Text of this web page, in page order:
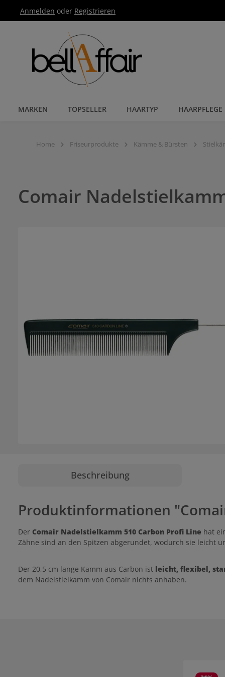
Hauptnavigation springen
Anmelden oder Registrieren
MARKEN TOPSELLER HAARTYP HAARPFLEGE
Home Friseurprodukte Kämme & Bürsten
Comair
Beschreibung
Produktinformationen
Der Comair Nadelstielkamm 510 Carbon Profi Line hat
Zähne sind an den Spitzen abgerundet, wodurch sie leicht
Der 20,5 cm lange Kamm aus Carbon ist leicht, flexibel,
dem Nadelstielkamm von Comair nichts anhaben.